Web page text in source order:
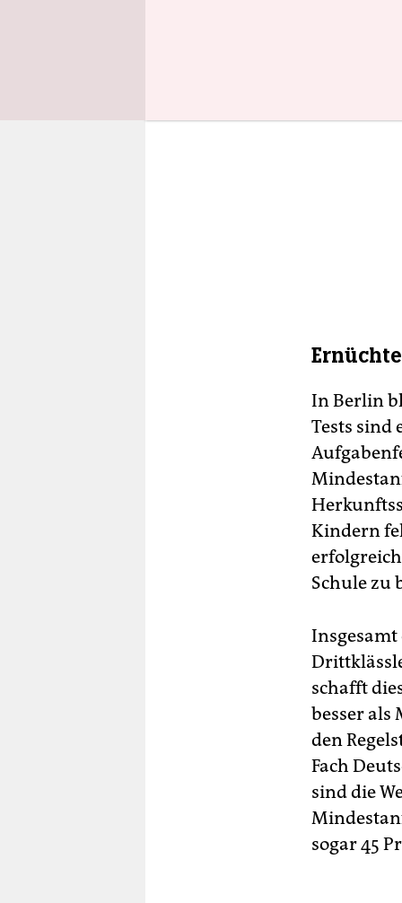
In Berlin
Tests
Kindern
Schule zu
schafft
besser als
den
Fach
sind die
sogar 45